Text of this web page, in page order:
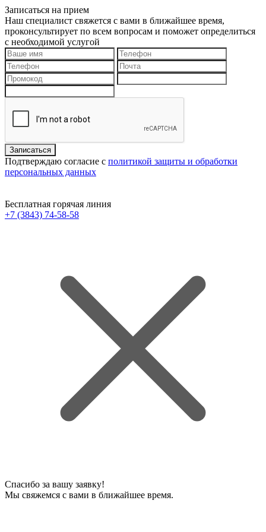
Записаться на прием
Наш специалист свяжется с вами в ближайшее время,
проконсультирует по всем вопросам и поможет определиться
с необходимой услугой
Подтверждаю согласие с политикой защиты и обработки
персональных данных
Бесплатная горячая линия
+7 (3843) 74-58-58
Спасибо за вашу заявку!
Мы свяжемся с вами в ближайшее время.